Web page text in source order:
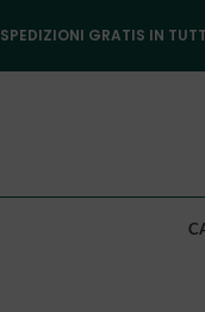
SPEDIZIONI GRATIS IN